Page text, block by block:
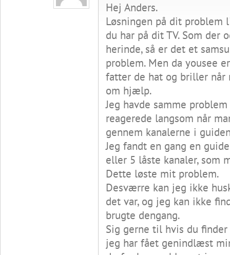
Hej Anders.
Løsningen på dit problem
du har på dit TV. Som der
herinde, så er det et
problem. Men da yousee
fatter de hat og briller når
om hjælp.
Jeg havde samme
reagerede langsom når
gennem kanalerne i
Jeg fandt en gang en
eller 5 låste kanaler, som
Dette løste mit problem.
Desværre kan jeg ikke
det var, og jeg kan ikke
brugte dengang.
Sig gerne til hvis du
jeg har fået genindlæst